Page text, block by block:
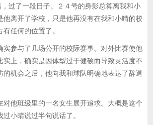
，过了一段日子。２４号的身影总算离我和小
他离开了学校，只是他再没有在我和小晴的校
任何的位置了。
实参与了几场公开的校际赛事。对外比赛使他
实上，确实是因体型过于健硕而导致灵活度不
的机会之后，他向我和球队明确地表达了辞退
对他班级里的一名女生展开追求。大概是这个
小晴说过半句说话了。